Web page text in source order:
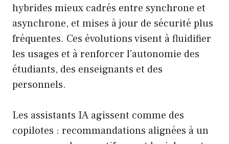
hybrides mieux cadrés entre synchrone et
asynchrone, et mises à jour de sécurité plus
fréquentes. Ces évolutions visent à fluidifier
les usages et à renforcer l’autonomie des
étudiants, des enseignants et des
personnels.
Les assistants IA agissent comme des
copilotes : recommandations alignées à un